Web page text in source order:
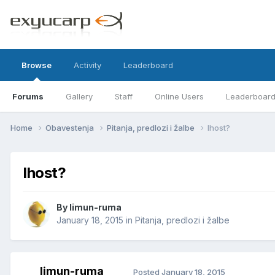
Browse
Forums Gallery Staff Online Users Leaderboard
Activity Leaderboard
Home Obavestenja Pitanja, predlozi i žalbe Ihost?
Ihost?
By limun-ruma
January 18, 2015 in Pitanja, predlozi i žalbe
limun-ruma Posted January 18, 2015